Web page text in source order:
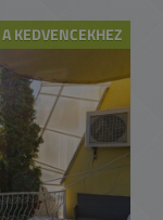
KEDVENCEKHEZ